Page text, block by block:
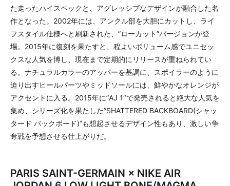
た走ったハイスペックと、アグレッシブなデザインが融合した名
作となった。2002年には、アンクル部を大胆にカットし、ライ
フスタイル仕様へと刷新された、”ローカット”バージョンが登
場。2015年に復刻を果たすと、程よいボリューム感でユニセッ
クスな人気を博し、現在まで定期的にリリースが重ねられてい
る。ナチュラルカラーのアッパーを基調に、スポイラーのように
迫り出すヒールパーツやミッドソールには、鮮やかなオレンジが
アクセントに入る。2015年に”AJ 1″で発売されると絶大な人気を
集め、シリーズ化を果たした”SHATTERED BACKBOARD(シャッ
タード バックボード)”も想起させるデザイン性もあり、激しい争
奪戦を予想させる仕上がりだ。
PARIS SAINT-GERMAIN × NIKE AIR